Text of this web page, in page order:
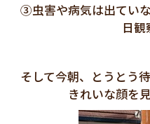
③虫害や病気は出てい
日観
そして今朝、とうとう
きれいな顔を